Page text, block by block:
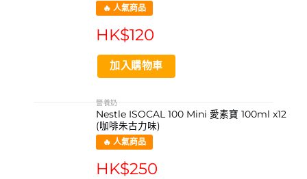
multiple
The
may
be
on
the
product
page
🔥 人氣商品
HK$120
加入購物車
營養奶
Nestle ISOCAL 100 Mini 愛素寶 100ml x12
(咖啡朱古力味)
🔥 人氣商品
HK$250